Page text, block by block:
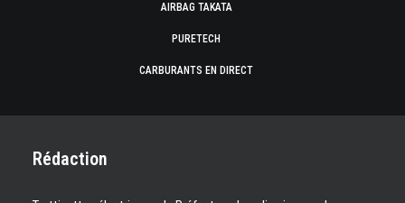
AIRBAG TAKATA
PURETECH
CARBURANTS EN DIRECT
Rédaction